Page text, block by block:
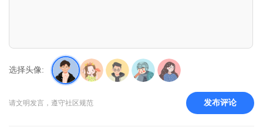
深AI幻境app怎么样好用吗？
先进的3D渲染技术：深AI幻境采用先进的3D渲染技术，确保
优化的用户体验：通过简洁明了的界面设计和流畅的操作体
选择头像:
请文明发言，遵守社区规范 发布评论